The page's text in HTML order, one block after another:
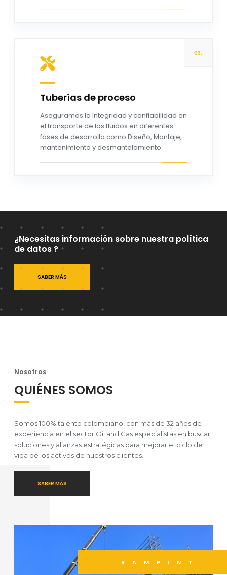
Tuberías de proceso
Aseguramos la Integridad y confiabilidad en
el transporte de los fluidos en diferentes
fases de desarrollo como Diseño, ​Montaje​,
mantenimiento​ y desmantelamiento.
03.
¿Necesitas información sobre nuestra política
de datos ?
SABER MÁS
Nosotros
QUIÉNES SOMOS
Somos 100% talento colombiano, con más de 32 años de
experiencia en el sector Oil and Gas especialistas en buscar
soluciones y alianzas estratégicas para mejorar el ciclo de
vida de los activos de nuestros clientes.
SABER MÁS
RAMPINT